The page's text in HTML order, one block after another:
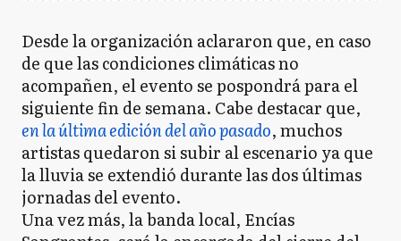
Desde la organización aclararon que, en caso
de que las condiciones climáticas no
acompañen, el evento se pospondrá para el
siguiente fin de semana. Cabe destacar que,
en la última edición del año pasado, muchos
artistas quedaron si subir al escenario ya que
la lluvia se extendió durante las dos últimas
jornadas del evento.
Una vez más, la banda local, Encías